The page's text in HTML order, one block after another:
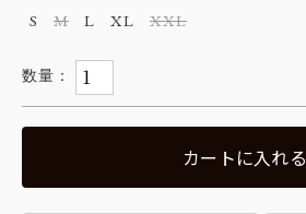
S
M L XL XXL
カートに入れる